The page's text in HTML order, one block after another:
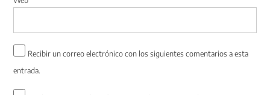
Recibir un correo electrónico con los siguientes comentarios a esta
entrada.